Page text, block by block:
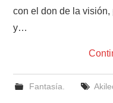
con el don de la
y…
Fantasía.